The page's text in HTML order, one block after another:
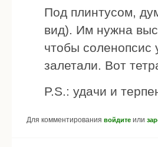
Под плинтусом,
вид). Им нужна
чтобы соленопсис
залетали. Вот
P.S.: удачи и
Для комментирования войдите или